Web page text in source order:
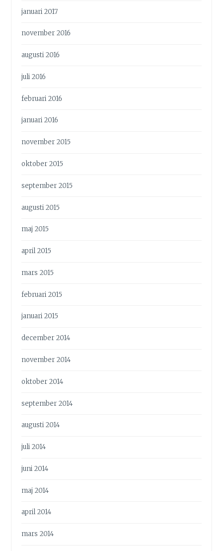
januari 2017
november 2016
augusti 2016
juli 2016
februari 2016
januari 2016
november 2015
oktober 2015
september 2015
augusti 2015
maj 2015
april 2015
mars 2015
februari 2015
januari 2015
december 2014
november 2014
oktober 2014
september 2014
augusti 2014
juli 2014
juni 2014
maj 2014
april 2014
mars 2014